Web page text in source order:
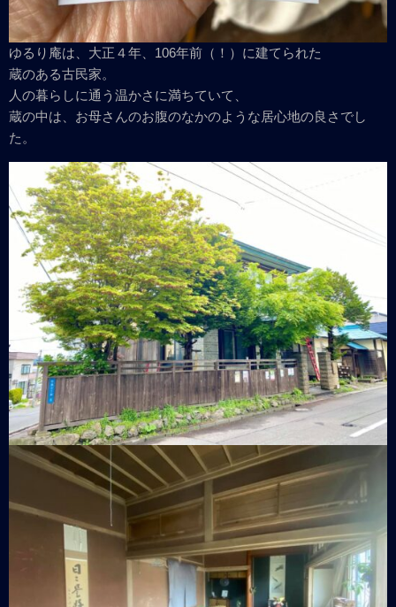
ゆるり庵は、大正４年、106年前（！）に建てられた
蔵のある古民家。
人の暮らしに通う温かさに満ちていて、
蔵の中は、お母さんのお腹のなかのような居心地の良さでし
た。